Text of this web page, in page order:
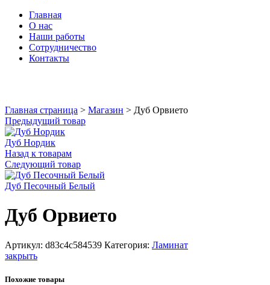
Главная
О нас
Наши работы
Сотрудничество
Контакты
Главная страница > Магазин > Дуб Орвието
Предыдущий товар
Дуб Нордик
Назад к товарам
Следующий товар
Дуб Песочный Белый
Дуб Орвието
Артикул: d83c4c584539 Категория: Ламинат
закрыть
Похожие товары